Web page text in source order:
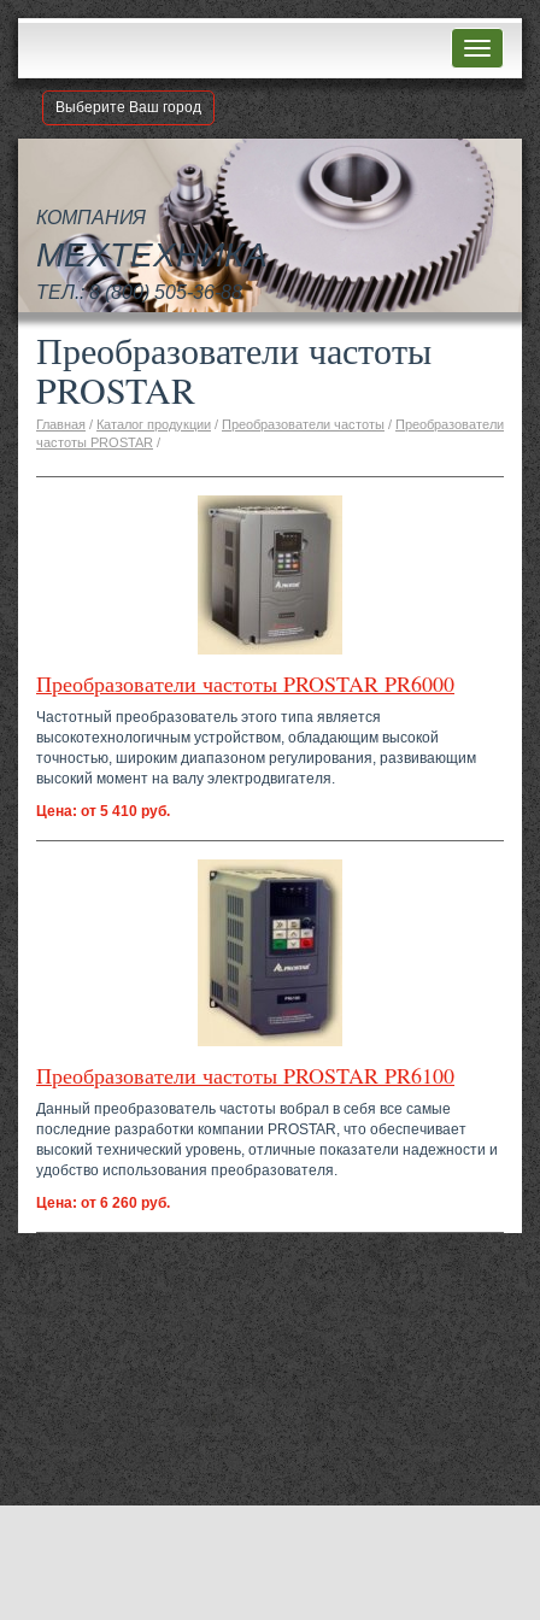
Выберите Ваш город
КОМПАНИЯ
МЕХТЕХНИКА
ТЕЛ.:8 (800) 505-36-88
Преобразователи частоты
PROSTAR
Главная / Каталог продукции / Преобразователи частоты / Преобразователи
частоты PROSTAR /
Преобразователи частоты PROSTAR PR6000
Частотный преобразователь этого типа является
высокотехнологичным устройством, обладающим высокой
точностью, широким диапазоном регулирования, развивающим
высокий момент на валу электродвигателя.
Цена: от 5 410 руб.
Преобразователи частоты PROSTAR PR6100
Данный преобразователь частоты вобрал в себя все самые
последние разработки компании PROSTAR, что обеспечивает
высокий технический уровень, отличные показатели надежности и
удобство использования преобразователя.
Цена: от 6 260 руб.